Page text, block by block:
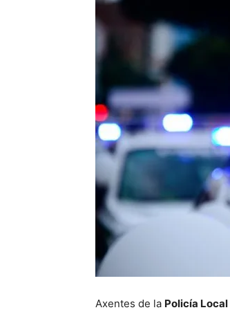
Axentes de la Policía Local